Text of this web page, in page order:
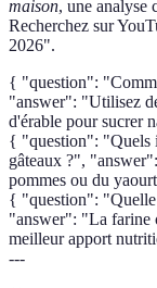
maison, une analyse
Recherchez sur
2026".
{ "question":
"answer": "Utilisez
d'érable pour sucrer
{ "question": "Quels
gâteaux ?",
pommes ou du
{ "question": "Quelle
"answer": "La farine
meilleur apport
---